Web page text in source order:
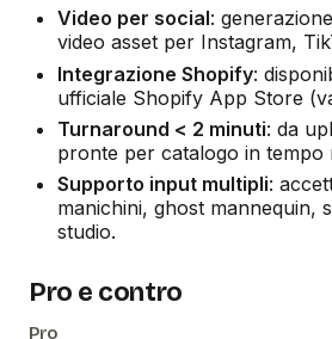
Video per social:
video asset per Instagram,
Integrazione Shopify:
ufficiale Shopify App Store
Turnaround < 2 minuti: da
pronte per catalogo in tempo
Supporto input multipli:
manichini, ghost mannequin,
studio.
Pro e contro
Pro